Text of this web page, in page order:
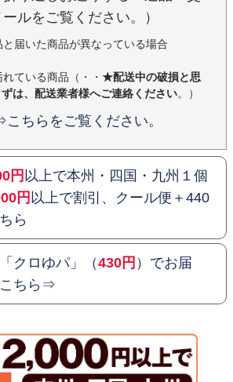
ルをご覧ください。）
届いた商品が異なっている場合
ている商品（・・ ★配送中の破損と思
は、配送業者様へご連絡ください。）
ちらをご覧ください。
円 以上で本州・四国・九州１個
円以上で割引、クール便＋440
ら
クロゆパ」（430円 ）でお届
ちら⇒